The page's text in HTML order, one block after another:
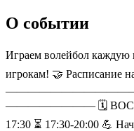
О событии
Играем волейбол
игрокам! 🤝 Расписание
———————— 🗓️
17:30 ⏳ 17:30-20:00 💪